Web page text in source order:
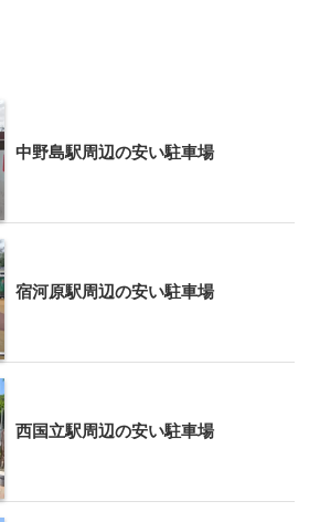
中野島駅周辺の安い駐車場
宿河原駅周辺の安い駐車場
西国立駅周辺の安い駐車場